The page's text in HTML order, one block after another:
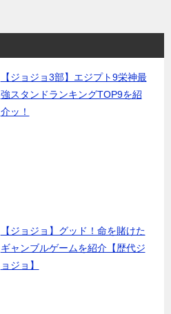
【ジョジョ3部】エジプト9栄神最
強スタンドランキングTOP9を紹
介ッ！
【ジョジョ】グッド！命を賭けた
ギャンブルゲームを紹介【歴代ジ
ョジョ】